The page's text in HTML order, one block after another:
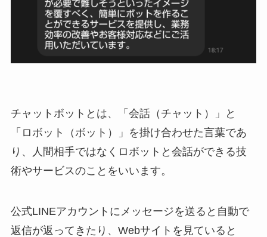
チャットボットとは、「会話（チャット）」と
「ロボット（ボット）」を掛け合わせた言葉であ
り、人間相手ではなくロボットと会話ができる技
術やサービスのことをいいます。
公式LINEアカウントにメッセージを送ると自動で
返信が返ってきたり、 Webサイトを見ていると